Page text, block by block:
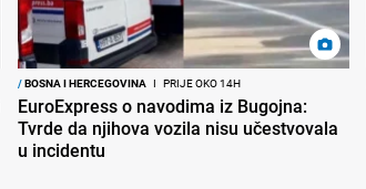
/BOSNA I HERCEGOVINA I PRIJE OKO 14H
EuroExpress o navodima iz Bugojna:
Tvrde da njihova vozila nisu učestvovala
u incidentu